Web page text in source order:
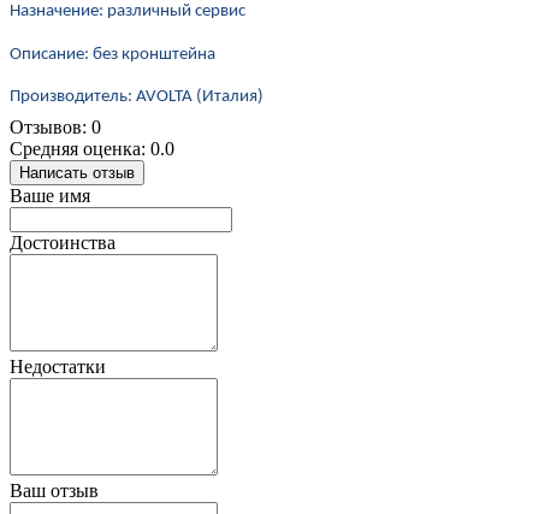
Назначение: различный сервис
Описание: без кронштейна
Производитель: AVOLTA (Италия)
Отзывов: 0
Средняя оценка: 0.0
Написать отзыв
Ваше имя
Достоинства
Недостатки
Ваш отзыв